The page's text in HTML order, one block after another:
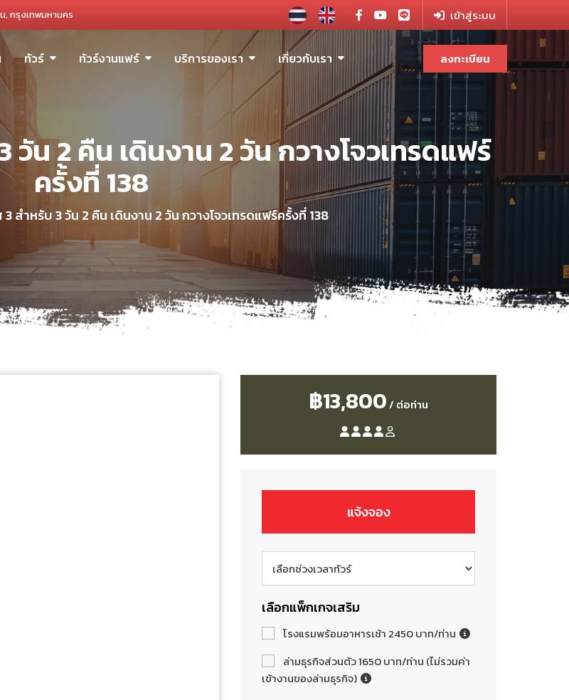
, กรุงเทพมหานคร เข้าสู่ระบบ
ทัวร์ ทัวร์งานแฟร์ บริการของเรา เกี่ยวกับเรา ลงทะเบียน
น 2 คืน เดินงาน 2 วัน กวางโจวเทรดแฟร์
ครั้งที่ 138
สำหรับ 3 วัน 2 คืน เดินงาน 2 วัน กวางโจวเทรดแฟร์ครั้งที่ 138
฿13,800/ ต่อท่าน
แจ้งจอง
เลือกแพ็กเกจเสริม
โรงแรมพร้อมอาหารเช้า 2450 บาท/ท่าน
ล่ามธุรกิจส่วนตัว 1650 บาท/ท่าน (ไม่รวมค่า
เข้างานของล่ามธุรกิจ)